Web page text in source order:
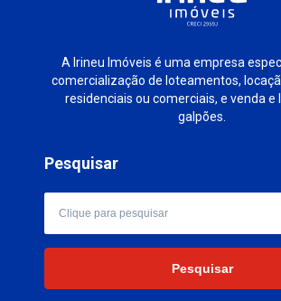
A Irineu Imóveis é uma empresa
comercialização de loteamentos,
residenciais ou comerciais, e venda e
galpões.
Pesquisar